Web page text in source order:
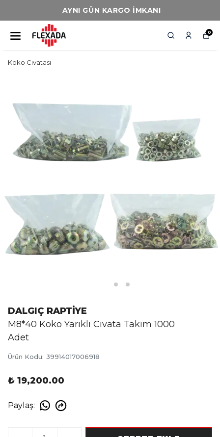
AYNI GÜN KARGO İMKANI
0
Koko Cıvatası
DALGIÇ RAPTİYE
M8*40 Koko Yarıklı Cıvata Takım 1000
Adet
Ürün Kodu: 39914017006918
₺ 19,200.00
Paylaş: